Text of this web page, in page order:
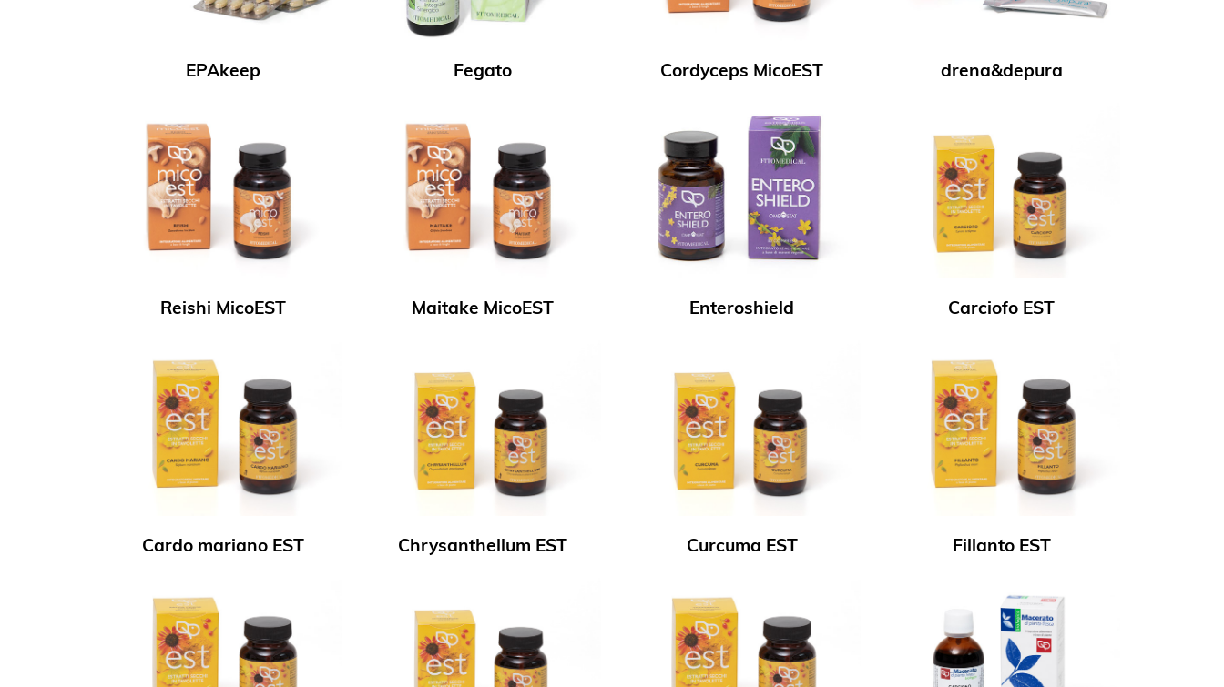
EPAkeep Fegato Cordyceps MicoEST drena&depura
Reishi MicoEST Maitake MicoEST Enteroshield Carciofo EST
Cardo mariano EST Chrysanthellum EST Curcuma EST Fillanto EST